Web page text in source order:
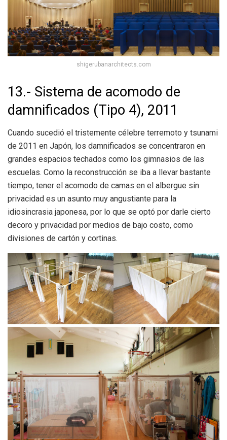
shigerubanarchitects.com
13.- Sistema de acomodo de
damnificados (Tipo 4), 2011
Cuando sucedió el tristemente célebre terremoto y tsunami
de 2011 en Japón, los damnificados se concentraron en
grandes espacios techados como los gimnasios de las
escuelas. Como la reconstrucción se iba a llevar bastante
tiempo, tener el acomodo de camas en el albergue sin
privacidad es un asunto muy angustiante para la
idiosincrasia japonesa, por lo que se optó por darle cierto
decoro y privacidad por medios de bajo costo, como
divisiones de cartón y cortinas.